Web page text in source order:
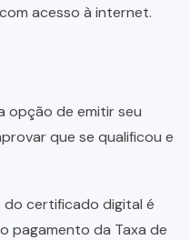
acesso à internet.
opção de emitir seu
que se qualificou e
do certificado digital é
pagamento da Taxa de